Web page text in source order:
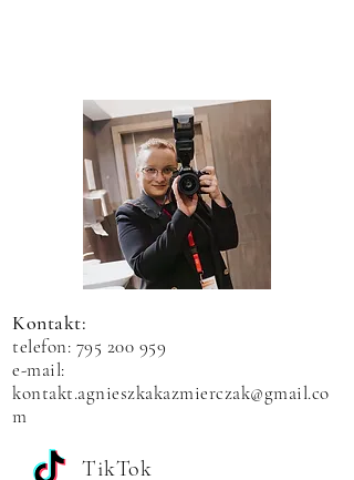
Kontakt:
telefon: 795 200 959
e-mail:
kontakt.agnieszkakazmierczak@gmail.co
m
TikTok